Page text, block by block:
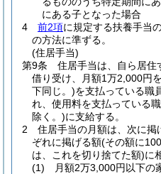
にある子となった場合
4
前2項に規定する扶養手当
の方法に準ずる。
(住居手当)
第9条
住居手当は、自ら居住
借り受け、月額1万2,000円
下同じ。)を支払っている職
れ、使用料を支払っている
除く。)に支給する。
2
住居手当の月額は、次に
ぞれに掲げる額(その額に
は、これを切り捨てた額)に
(1)
月額2万3,000円以下